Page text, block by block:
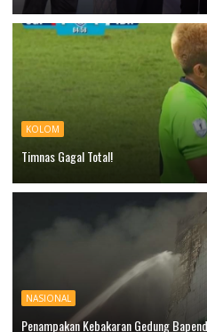
KOLOM
Timnas Gagal Total!
NASIONAL
Penampakan Kebakaran Gedung